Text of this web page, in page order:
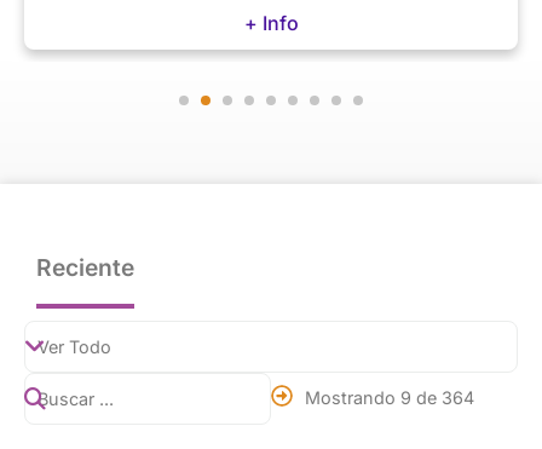
+ Info
Reciente
Mostrando 9 de 364